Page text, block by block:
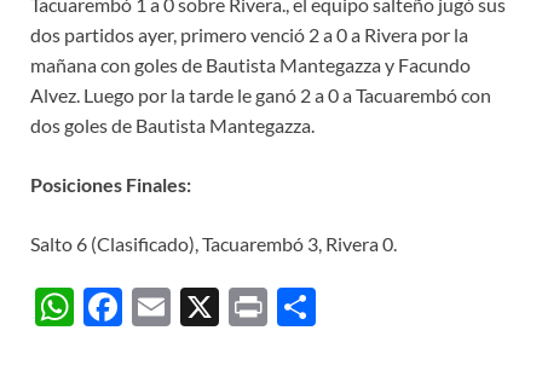
dos partidos ayer, primero venció 2 a 0 a Rivera por la
mañana con goles de Bautista Mantegazza y Facundo
Alvez. Luego por la tarde le ganó 2 a 0 a Tacuarembó con
dos goles de Bautista Mantegazza.
Posiciones Finales:
Salto 6 (Clasificado), Tacuarembó 3, Rivera 0.
W F
E
X
P